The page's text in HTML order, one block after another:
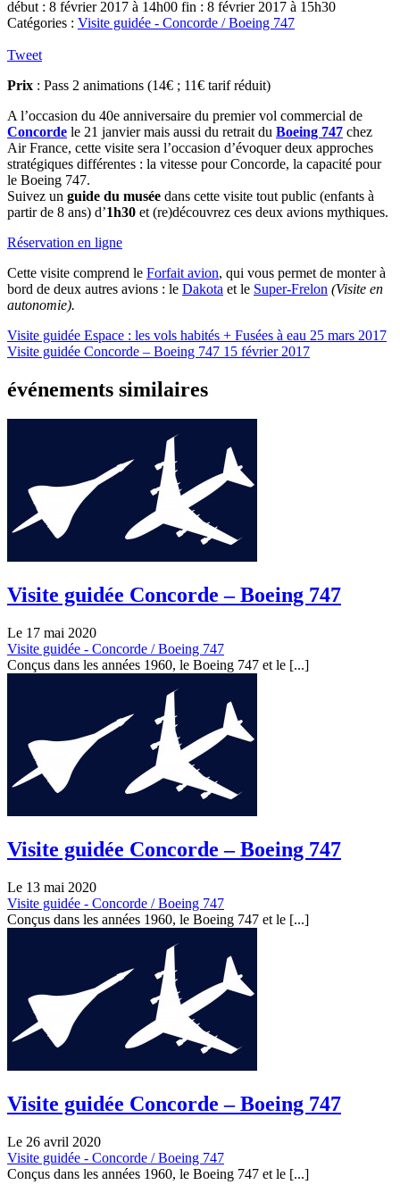
début : 8 février 2017 à 14h00 fin : 8 février 2017 à 15h30
Catégories : Visite guidée - Concorde / Boeing 747
Tweet
Prix : Pass 2 animations (14€ ; 11€ tarif réduit)
A l’occasion du 40e anniversaire du premier vol commercial de
Concorde le 21 janvier mais aussi du retrait du Boeing 747 chez
Air France, cette visite sera l’occasion d’évoquer deux approches
stratégiques différentes : la vitesse pour Concorde, la capacité pour
le Boeing 747.
Suivez un guide du musée dans cette visite tout public (enfants à
partir de 8 ans) d’1h30 et (re)découvrez ces deux avions mythiques.
Réservation en ligne
Cette visite comprend le Forfait avion, qui vous permet de monter à
bord de deux autres avions : le Dakota et le Super-Frelon (Visite en
autonomie).
Visite guidée Espace : les vols habités + Fusées à eau 25 mars 2017
Visite guidée Concorde – Boeing 747 15 février 2017
événements similaires
Visite guidée Concorde – Boeing 747
Le 17 mai 2020
Visite guidée - Concorde / Boeing 747
Conçus dans les années 1960, le Boeing 747 et le [...]
Visite guidée Concorde – Boeing 747
Le 13 mai 2020
Visite guidée - Concorde / Boeing 747
Conçus dans les années 1960, le Boeing 747 et le [...]
Visite guidée Concorde – Boeing 747
Le 26 avril 2020
Visite guidée - Concorde / Boeing 747
Conçus dans les années 1960, le Boeing 747 et le [...]